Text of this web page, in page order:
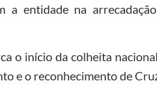
a entidade na
o início da colheita
e o reconhecimento de